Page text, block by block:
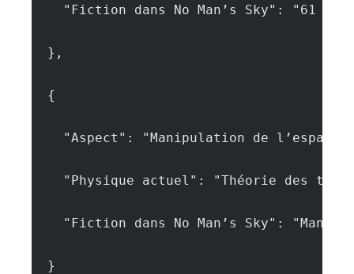
"Fiction dans No Man’s Sky": "61 G
  },
  {
"Aspect": "Manipulation de l’espace-
"Physique actuel": "Théorie des
"Fiction dans No Man’s Sky":
  }